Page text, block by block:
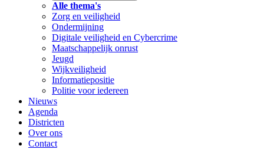
Alle thema's
Zorg en veiligheid
Ondermijning
Digitale veiligheid en Cybercrime
Maatschappelijk onrust
Jeugd
Wijkveiligheid
Informatiepositie
Politie voor iedereen
Nieuws
Agenda
Districten
Over ons
Contact